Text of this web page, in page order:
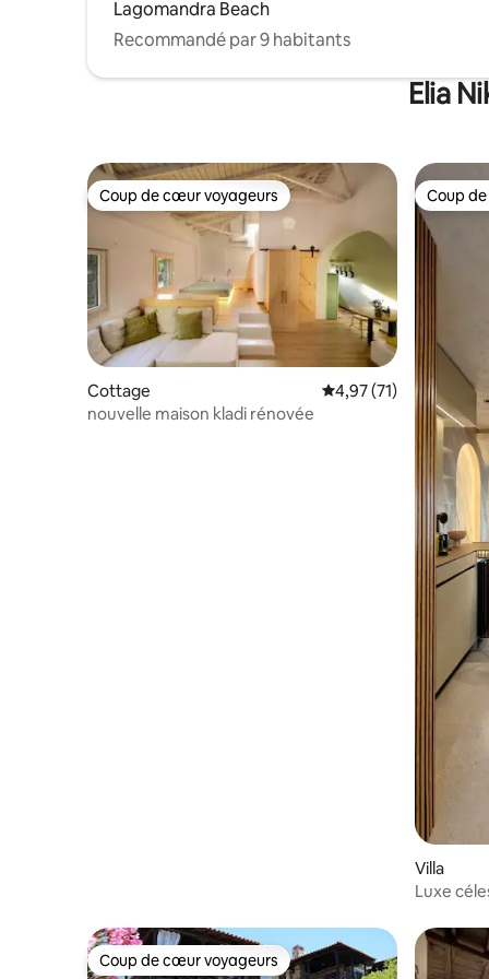
Lagomandra Beach
Recommandé par 9 habitants
Elia
Coup de cœur voyageurs
Coup de cœur voyageurs
Cottage Évaluation moyenne
4,97 (71)
nouvelle maison kladi rénovée
Coup
Coup
Villa
Luxe
Coup de cœur voyageurs
Coup de cœur voyageurs